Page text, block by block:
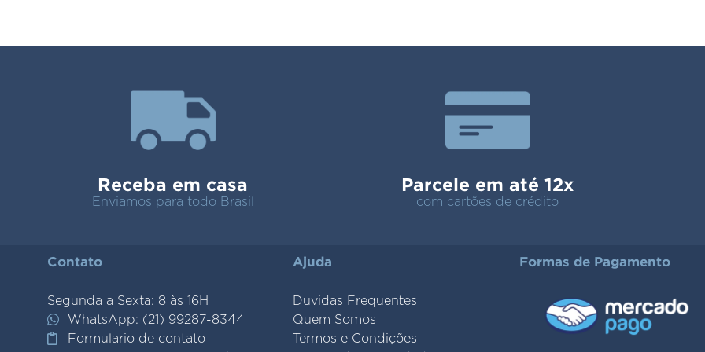
Receba em casa
Enviamos para todo Brasil
Parcele em até 12x
com cartões de crédito
Contato
Segunda a Sexta: 8 às 16H
WhatsApp: (21) 99287-8344
Formulario de contato
Ajuda
Duvidas Frequentes
Quem Somos
Termos e Condições
Formas de Pagamento